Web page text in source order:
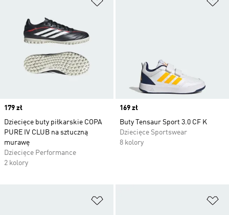
Price
179 zł
Dziecięce buty piłkarskie COPA
PURE IV CLUB na sztuczną
murawę
Dziecięce Performance
2 kolory
Price
169 zł
Buty Tensaur Sport 3.0 CF K
Dziecięce Sportswear
8 kolory